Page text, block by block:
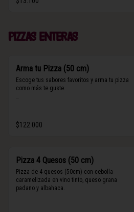
Pizzas enteras
Arma tu Pizza (50 cm)
Escoge tus sabores favoritos y arma tu pizza
como más te guste.
secos y maní.
$122.000
Pizza 4 Quesos (50 cm)
Pizza de 4 quesos (50cm) con cebolla
caramelizada en vino tinto, queso grana
padano y albahaca.